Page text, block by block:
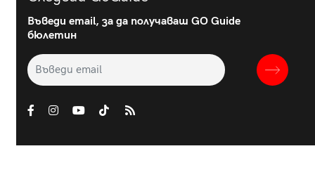
Въведи email, за да получаваш GO Guide
бюлетин